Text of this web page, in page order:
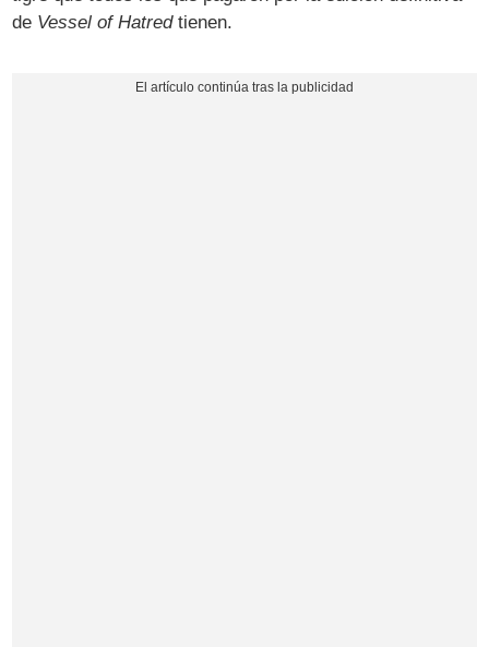
de Vessel of Hatredtienen.